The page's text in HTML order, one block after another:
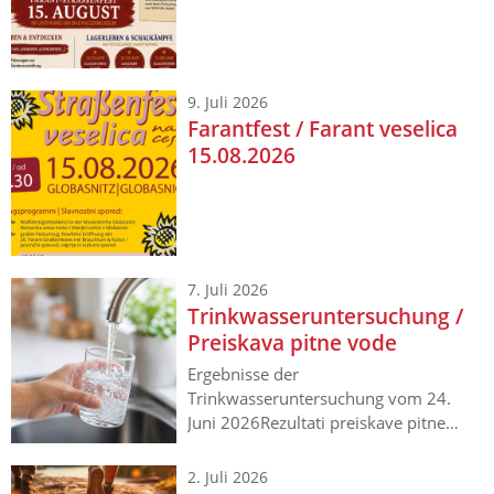
9. Juli 2026
Farantfest / Farant veselica
15.08.2026
7. Juli 2026
Trinkwasseruntersuchung /
Preiskava pitne vode
Ergebnisse der
Trinkwasseruntersuchung vom 24.
Juni 2026Rezultati preiskave pitne
2. Juli 2026